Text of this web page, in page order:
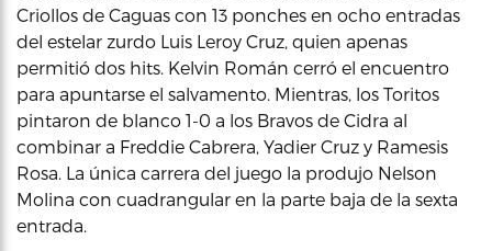
Criollos de Caguas con 13 ponches en ocho entradas
del estelar zurdo Luis Leroy Cruz, quien apenas
permitió dos hits. Kelvin Román cerró el encuentro
para apuntarse el salvamento. Mientras, los Toritos
pintaron de blanco 1-0 a los Bravos de Cidra al
combinar a Freddie Cabrera, Yadier Cruz y Ramesis
Rosa. La única carrera del juego la produjo Nelson
Molina con cuadrangular en la parte baja de la sexta
entrada.